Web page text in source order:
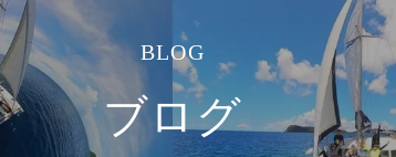
BLOG
ブログ